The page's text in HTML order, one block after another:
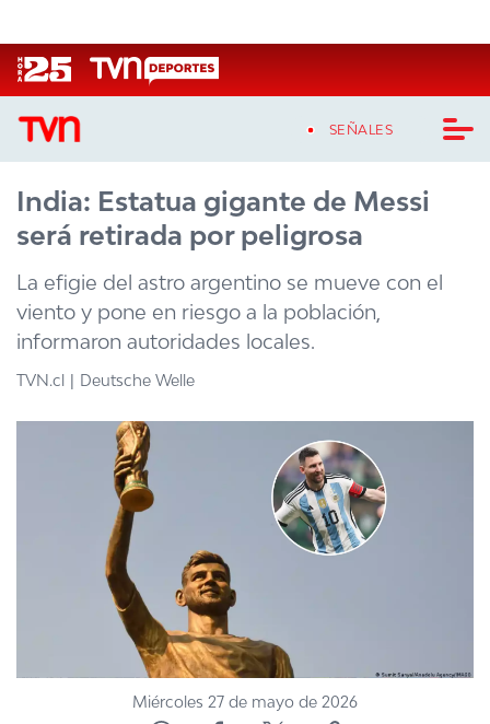
SEÑALES
CASTING MASTERCHEF CHILE
CASTING TVN VERTICAL
TVN VERTICAL
TELESERIES
ACTUALIDAD Y TENDENCIAS
CORPORATIVO Y TRANSPARENCIA
CANAL DE DENUNCIAS
India: Estatua gigante de Messi
será retirada por peligrosa
La efigie del astro argentino se mueve con el
viento y pone en riesgo a la población,
informaron autoridades locales.
TVN.cl Deutsche Welle
Miércoles 27 de mayo de 2026